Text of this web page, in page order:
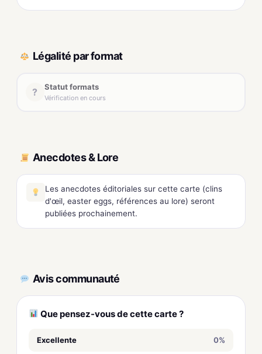
Légalité par format
? Statut formats
Vérification en cours
Anecdotes & Lore
Les anecdotes éditoriales sur cette carte (clins
d'œil, easter eggs, références au lore) seront
publiées prochainement.
Avis communauté
Que pensez-vous de cette carte ?
Excellente 0%